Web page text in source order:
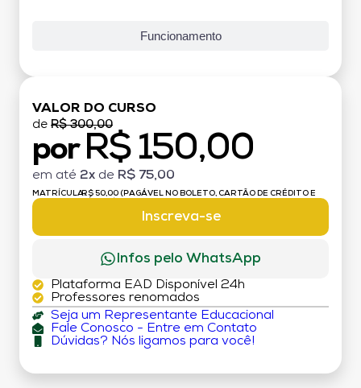
Funcionamento
VALOR DO CURSO
de R$ 300,00
por R$ 150,00
em até 2x de R$ 75,00
MATRÍCULA:R$ 50,00 (PAGÁVEL NO BOLETO, CARTÃO DE CRÉDITO E
Inscreva-se
Infos pelo WhatsApp
Plataforma EAD Disponível 24h
Professores renomados
Seja um Representante Educacional
Fale Conosco - Entre em Contato
Dúvidas? Nós ligamos para você!